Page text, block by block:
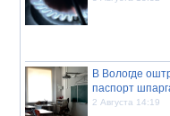
В Вологде
паспорт
2 Августа 14:19